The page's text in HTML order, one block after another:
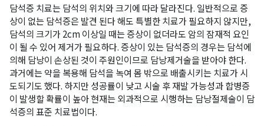
담석증 치료는 담석의 위치와 크기에 따라 달라진다. 일반적으로 증
상이 없는 담석증은 발견 된다 해도 특별한 치료가 필요하지 않지만,
담석의 크기가 2cm 이상일 때는 증상이 없더라도 암의 잠재적 요인
이 될 수 있어 제거가 필요하다. 증상이 있는 담석증의 경우는 담석에
의해 담낭이 손상된 것이 주원인이므로 담낭제거술을 받아야 한다.
과거에는 약을 복용해 담석을 녹여 몸 밖으로 배출시키는 치료가 시
도되기도 했다. 하지만 성공률이 낮고 시술 후 재발 가능성과 합병증
이 발생할 확률이 높아 현재는 외과적으로 시행하는 담낭절제술이 담
석증의 표준 치료법이다.